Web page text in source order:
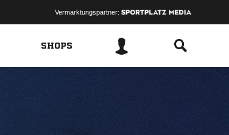
Vermarktungspartner:
SHOPS